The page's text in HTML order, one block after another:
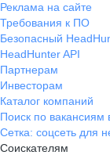
Реклама на сайте
Требования к ПО
Безопасный
HeadHunter API
Партнерам
Инвесторам
Каталог компаний
Поиск по вакансиям
Сетка: соцсеть для
Соискателям